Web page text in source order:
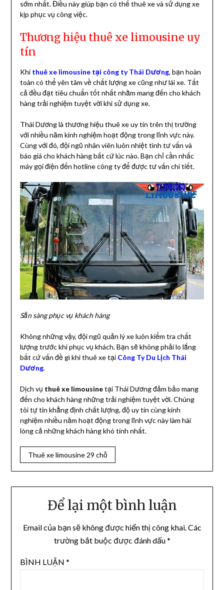
sớm nhất. Điều này giúp bạn có thể thuê xe và sử dụng xe
kịp phục vụ công việc.
Thương hiệu thuê xe limousine uy
tín
Khi thuê xe limousine tại công ty Thái Dương, bạn hoàn
toàn có thể yên tâm về chất lượng xe cũng như lái xe. Tất
cả đều đạt tiêu chuẩn tốt nhất nhằm mang đến cho khách
hàng trải nghiệm tuyệt vời khi sử dụng xe.
Thái Dương là thương hiệu thuê xe uy tín trên thị trường
với nhiều năm kinh nghiệm hoạt động trong lĩnh vực này.
Cùng với đó, đội ngũ nhân viên luôn nhiệt tình tư vấn và
báo giá cho khách hàng bất cứ lúc nào. Bạn chỉ cần nhấc
máy gọi điện đến hotline công ty để được tư vấn chi tiết.
Sẵn sàng phục vụ khách hàng
Không những vậy, đội ngũ quản lý xe luôn kiểm tra chất
lượng trước khi phục vụ khách. Bạn sẽ không phải lo lắng
bất cứ vấn đề gì khi thuê xe tại Công Ty Du Lịch Thái
Dương.
Dịch vụ thuê xe limousinetại Thái Dương đảm bảo mang
đến cho khách hàng những trải nghiệm tuyệt vời. Chúng
tôi tự tin khẳng định chất lượng, độ uy tín cùng kinh
nghiệm nhiều năm hoạt động trong lĩnh vực này làm hài
lòng cả những khách hàng khó tính nhất.
Thuê xe limousine 29 chỗ
Để lại một bình luận
Email của bạn sẽ không được hiển thị công khai.Các
trường bắt buộc được đánh dấu*
BÌNH LUẬN *